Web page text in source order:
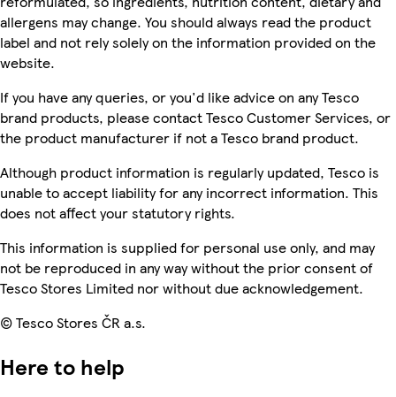
allergens may change. You should always read the product
label and not rely solely on the information provided on the
website.
If you have any queries, or you'd like advice on any Tesco
brand products, please contact Tesco Customer Services, or
the product manufacturer if not a Tesco brand product.
Although product information is regularly updated, Tesco is
unable to accept liability for any incorrect information. This
does not affect your statutory rights.
This information is supplied for personal use only, and may
not be reproduced in any way without the prior consent of
Tesco Stores Limited nor without due acknowledgement.
© Tesco Stores ČR a.s.
Here to help